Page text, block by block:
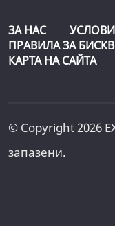
ЗА НАС
ПРАВИЛА ЗА
КАРТА НА САЙТА
© Copyright 2026
запазени.